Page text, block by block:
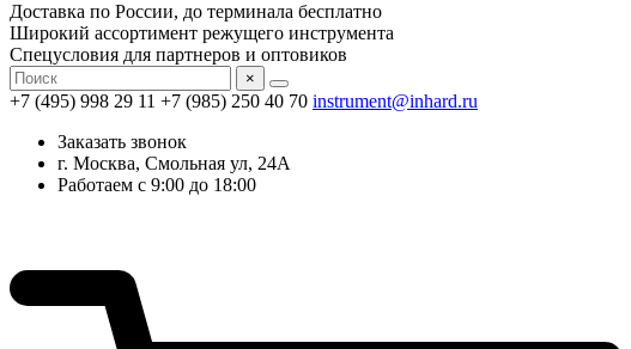
Доставка по России, до терминала бесплатно
Широкий ассортимент режущего инструмента
Спецусловия для партнеров и оптовиков
×
+7 (495) 998 29 11 +7 (985) 250 40 70 instrument@inhard.ru
Заказать звонок
г. Москва, Смольная ул, 24А
Работаем с 9:00 до 18:00